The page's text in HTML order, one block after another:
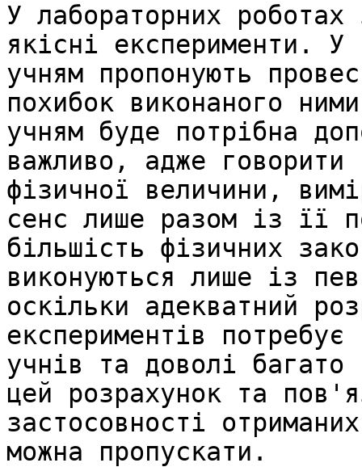
У лабораторних роботах
якісні експерименти. У
учням пропонують
похибок виконаного
учням буде потрібна
важливо, адже говорити
фізичної величини,
сенс лише разом із її
більшість фізичних
виконуються лише із
оскільки адекватний
експериментів
учнів та доволі
цей розрахунок та
застосовності
можна пропускати.